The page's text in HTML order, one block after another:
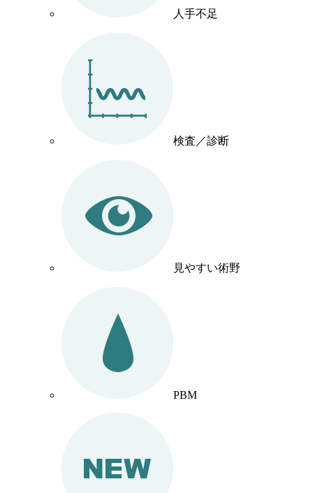
人手不足
検査／診断
見やすい術野
PBM